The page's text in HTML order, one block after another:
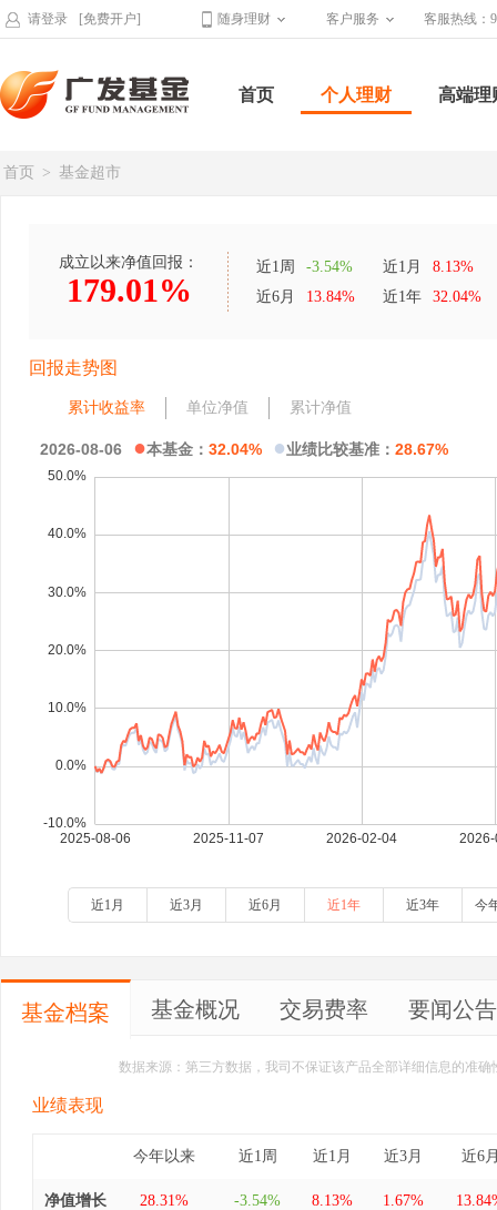
请登录 [免费开户] 随身理财 客户服务 客服热线：
首页 个人理财 高端理
首页 > 基金超市
成立以来净值回报：
179.01%
近1周 -3.54% 近1月
8.13%
近6月
13.84% 近1年 32.04%
回报走势图
累计收益率 单位净值 累计净值
2026-08-06 ●本基金： 32.04% ●业绩比较基准： 28.67%
近1月 近3月 近6月 近1年 近3年 今
基金档案 基金概况 交易费率 要闻公告
数据来源：第三方数据，我司不保证该产品全部详细信息的准
业绩表现
今年以来 近1周 近1月 近3月 近6
净值增长 28.31% -3.54% 8.13% 1.67%